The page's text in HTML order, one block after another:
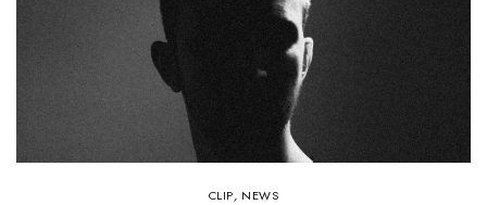
CLIP, NEWS